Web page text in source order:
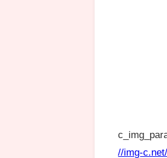
//img-